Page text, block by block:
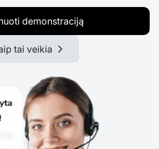
demonstraciją
tai veikia